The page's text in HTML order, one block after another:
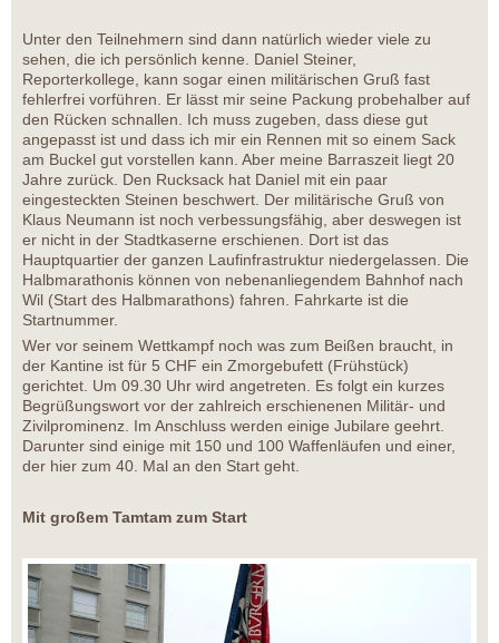
Unter den Teilnehmern sind dann natürlich wieder viele zu
sehen, die ich persönlich kenne. Daniel Steiner,
Reporterkollege, kann sogar einen militärischen Gruß fast
fehlerfrei vorführen. Er lässt mir seine Packung probehalber auf
den Rücken schnallen. Ich muss zugeben, dass diese gut
angepasst ist und dass ich mir ein Rennen mit so einem Sack
am Buckel gut vorstellen kann. Aber meine Barraszeit liegt 20
Jahre zurück. Den Rucksack hat Daniel mit ein paar
eingesteckten Steinen beschwert. Der militärische Gruß von
Klaus Neumann ist noch verbessungsfähig, aber deswegen ist
er nicht in der Stadtkaserne erschienen. Dort ist das
Hauptquartier der ganzen Laufinfrastruktur niedergelassen. Die
Halbmarathonis können von nebenanliegendem Bahnhof nach
Wil (Start des Halbmarathons) fahren. Fahrkarte ist die
Startnummer.
Wer vor seinem Wettkampf noch was zum Beißen braucht, in
der Kantine ist für 5 CHF ein Zmorgebufett (Frühstück)
gerichtet. Um 09.30 Uhr wird angetreten. Es folgt ein kurzes
Begrüßungswort vor der zahlreich erschienenen Militär- und
Zivilprominenz. Im Anschluss werden einige Jubilare geehrt.
Darunter sind einige mit 150 und 100 Waffenläufen und einer,
der hier zum 40. Mal an den Start geht.
Mit großem Tamtam zum Start